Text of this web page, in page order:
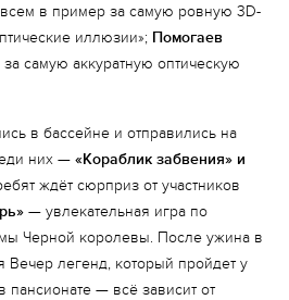
в пример за самую ровную 3D-
иллюзии»; Помогаев
самую аккуратную оптическую
в бассейне и отправились на
них — «Кораблик забвения» и
ждёт сюрприз от участников
— увлекательная игра по
Черной королевы. После ужина в
Вечер легенд, который пройдет у
пансионате — всё зависит от